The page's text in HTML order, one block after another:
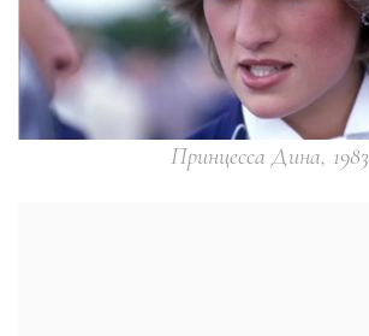
Принцесса Дина, 1983